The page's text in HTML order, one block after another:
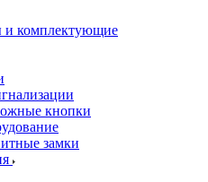
комплектующие
кнопки
замки